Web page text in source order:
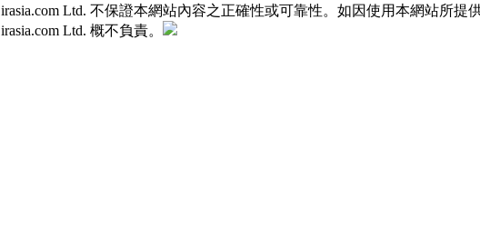
irasia.com Ltd. 不保證本網站內容之正確性或可靠性。如因使用本網站所提
irasia.com Ltd. 概不負責。